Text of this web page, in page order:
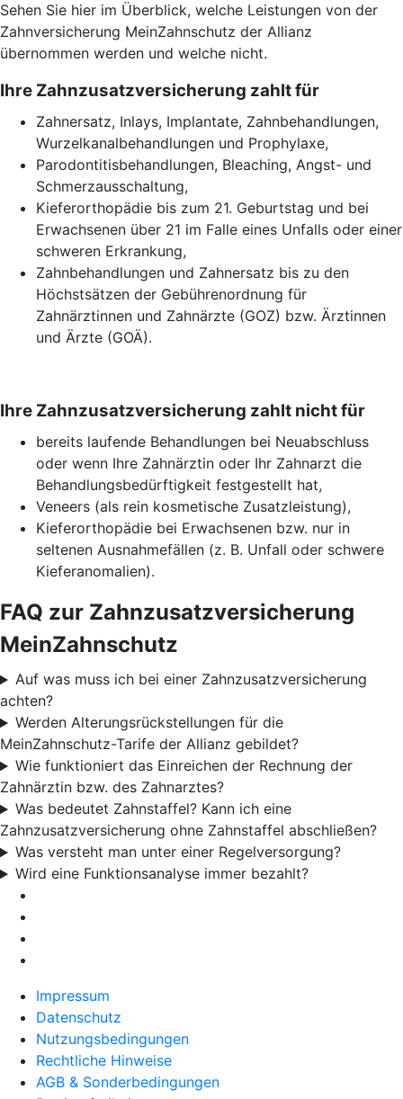
Sehen Sie hier im Überblick, welche Leistungen von der
Zahnversicherung MeinZahnschutz der Allianz
übernommen werden und welche nicht.
Ihre Zahnzusatzversicherung zahlt für
Zahnersatz, Inlays, Implantate, Zahnbehandlungen,
Wurzelkanalbehandlungen und Prophylaxe,
Parodontitisbehandlungen, Bleaching, Angst- und
Schmerzausschaltung,
Kieferorthopädie bis zum 21. Geburtstag und bei
Erwachsenen über 21 im Falle eines Unfalls oder einer
schweren Erkrankung,
Zahnbehandlungen und Zahnersatz bis zu den
Höchstsätzen der Gebührenordnung für
Zahnärztinnen und Zahnärzte (GOZ) bzw. Ärztinnen
und Ärzte (GOÄ).
Ihre Zahnzusatzversicherung zahlt nicht für
bereits laufende Behandlungen bei Neuabschluss
oder wenn Ihre Zahnärztin oder Ihr Zahnarzt die
Behandlungsbedürftigkeit festgestellt hat,
Veneers (als rein kosmetische Zusatzleistung),
Kieferorthopädie bei Erwachsenen bzw. nur in
seltenen Ausnahmefällen (z. B. Unfall oder schwere
Kieferanomalien).
FAQ zur Zahnzusatzversicherung
MeinZahnschutz
Auf was muss ich bei einer Zahnzusatzversicherung
achten?
Werden Alterungsrückstellungen für die
MeinZahnschutz-Tarife der Allianz gebildet?
Wie funktioniert das Einreichen der Rechnung der
Zahnärztin bzw. des Zahnarztes?
Was bedeutet Zahnstaffel? Kann ich eine
Zahnzusatzversicherung ohne Zahnstaffel abschließen?
Was versteht man unter einer Regelversorgung?
Wird eine Funktionsanalyse immer bezahlt?
Impressum
Datenschutz
Nutzungsbedingungen
Rechtliche Hinweise
AGB & Sonderbedingungen